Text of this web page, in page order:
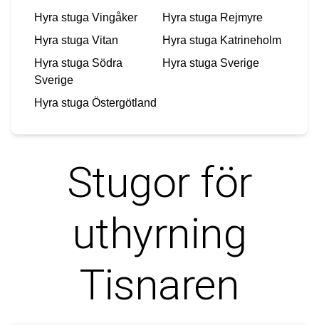
Hyra stuga Vingåker Hyra stuga Rejmyre
Hyra stuga Vitan Hyra stuga Katrineholm
Hyra stuga Södra
Sverige
Hyra stuga Sverige
Hyra stuga Östergötland
Stugor för
uthyrning
Tisnaren